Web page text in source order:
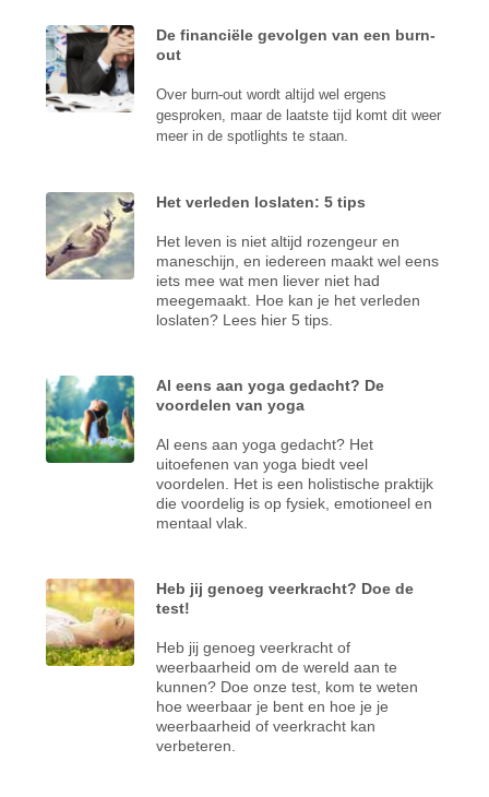
De financiële gevolgen van een burn-
out
Over burn-out wordt altijd wel ergens
gesproken, maar de laatste tijd komt dit weer
meer in de spotlights te staan.
Het verleden loslaten: 5 tips
Het leven is niet altijd rozengeur en
maneschijn, en iedereen maakt wel eens
iets mee wat men liever niet had
meegemaakt. Hoe kan je het verleden
loslaten? Lees hier 5 tips.
Al eens aan yoga gedacht? De
voordelen van yoga
Al eens aan yoga gedacht? Het
uitoefenen van yoga biedt veel
voordelen. Het is een holistische praktijk
die voordelig is op fysiek, emotioneel en
mentaal vlak.
Heb jij genoeg veerkracht? Doe de
test!
Heb jij genoeg veerkracht of
weerbaarheid om de wereld aan te
kunnen? Doe onze test, kom te weten
hoe weerbaar je bent en hoe je je
weerbaarheid of veerkracht kan
verbeteren.